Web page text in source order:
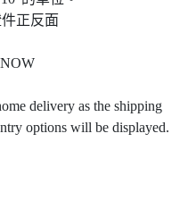
正反面
delivery as the shipping
options will be displayed.